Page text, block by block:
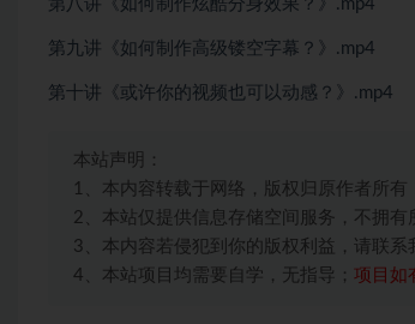
第八讲《如何制作炫酷分身效果？》.mp4
第九讲《如何制作高级镂空字幕？》.mp4
第十讲《或许你的视频也可以动感？》.mp4
本站声明：
1、本内容转载于网络，版权归原作者所有
2、本站仅提供信息存储空间服务，不拥有
3、本内容若侵犯到你的版权利益，请联系
4、本站项目均需要自学，无指导； 项目如